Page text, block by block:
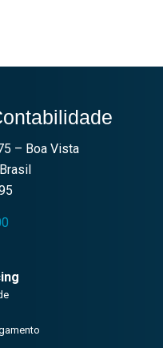
– Boa Vista